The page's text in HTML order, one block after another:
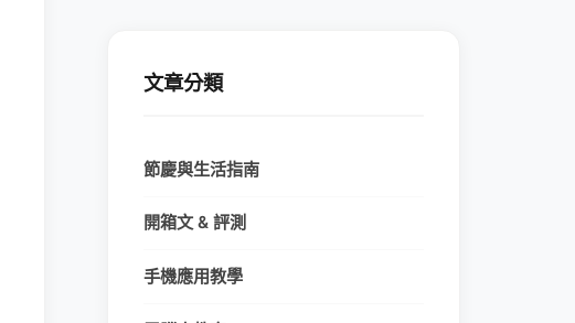
文章分類
節慶與生活指南
開箱文 & 評測
手機應用教學